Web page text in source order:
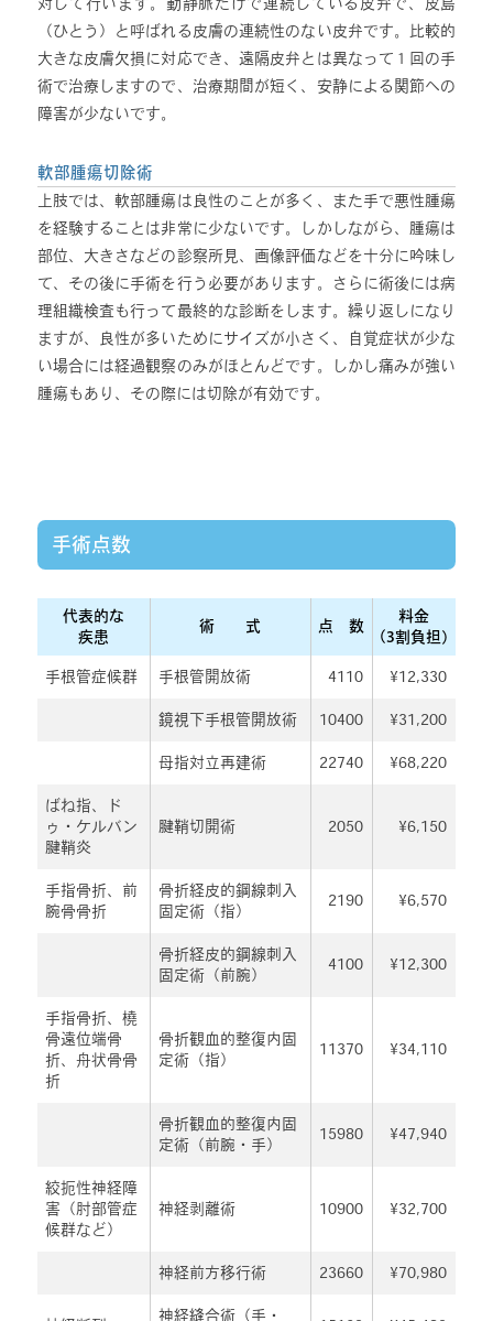
（ひとう）と呼ばれる皮膚の連続性のない皮弁です。比較的
大きな皮膚欠損に対応でき、遠隔皮弁とは異なって１回の手
術で治療しますので、治療期間が短く、安静による関節への
障害が少ないです。
軟部腫瘍切除術
上肢では、軟部腫瘍は良性のことが多く、また手で悪性腫瘍
を経験することは非常に少ないです。しかしながら、腫瘍は
部位、大きさなどの診察所見、画像評価などを十分に吟味し
て、その後に手術を行う必要があります。さらに術後には病
理組織検査も行って最終的な診断をします。繰り返しになり
ますが、良性が多いためにサイズが小さく、自覚症状が少な
い場合には経過観察のみがほとんどです。しかし痛みが強い
腫瘍もあり、その際には切除が有効です。
手術点数
代表的な
疾患
術 式 点 数
料金
（3割負担）
手根管症候群 手根管開放術 4110 ¥12,330
鏡視下手根管開放術 10400 ¥31,200
母指対立再建術 22740 ¥68,220
ばね指、ド
ゥ・ケルバン
腱鞘炎
腱鞘切開術 2050 ¥6,150
手指骨折、前
腕骨骨折
骨折経皮的鋼線刺入
固定術（指）
2190 ¥6,570
骨折経皮的鋼線刺入
固定術（前腕）
4100 ¥12,300
手指骨折、橈
骨遠位端骨
折、舟状骨骨
折
骨折観血的整復内固
定術（指）
11370 ¥34,110
骨折観血的整復内固
定術（前腕・手）
15980 ¥47,940
絞扼性神経障
害（肘部管症
候群など）
神経剥離術 10900 ¥32,700
神経前方移行術 23660 ¥70,980
神経縫合術（手・